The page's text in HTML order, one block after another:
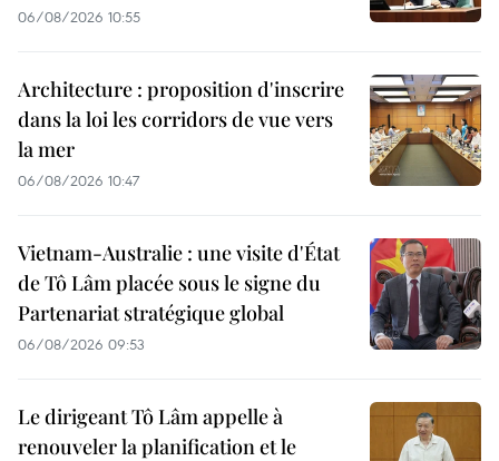
06/08/2026 10:55
Architecture : proposition d'inscrire
dans la loi les corridors de vue vers
la mer
06/08/2026 10:47
Vietnam-Australie : une visite d'État
de Tô Lâm placée sous le signe du
Partenariat stratégique global
06/08/2026 09:53
Le dirigeant Tô Lâm appelle à
renouveler la planification et le